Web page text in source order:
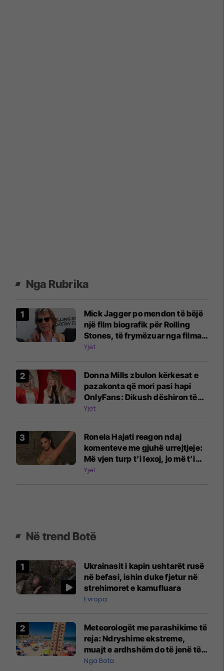
Nga Rubrika
Mick Jagger po mendon të bëjë
një film biografik për Rolling
Stones, të frymëzuar nga filmat
e Beatles
Yjet
Donna Mills zbulon kërkesat e
pazakonta që mori pasi hapi
OnlyFans: Dikush dëshiron të
më shohë duke shtypur rrush
Yjet
Ronela Hajati reagon ndaj
komenteve me gjuhë urrejtjeje:
Më vjen turp t’i lexoj, jo më t’i
shkruaj
Yjet
Në trend Botë
Ukrainasit i kapin ushtarët rusë
në befasi, ishin duke fjetur në
strehimoret e kamufluara
Evropa
Meteorologët me parashikime të
reja: Ndryshime ekstreme,
muajt e ardhshëm do të jenë të
pazakontë
Nga Bota